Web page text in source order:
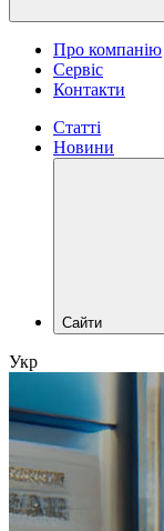
Про компанію
Сервіс
Контакти
Статті
Новини
Сайти
shop.hlr.ua
kvp.hlr.ua
apk.hlr.ua
Укр